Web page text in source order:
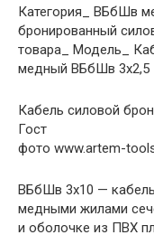
Категория_ ВБбШв
бронированный
товара_ Модель_
медный ВБбШв 3х2,5
Кабель силовой
Гост
фото www.artem-
ВБбШв 3х10 —
медными жилами
и оболочке из ПВХ